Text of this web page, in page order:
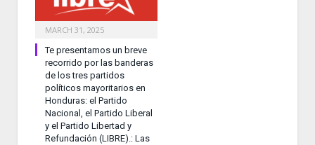
MARCH 31, 2025
Te presentamos un breve
recorrido por las banderas
de los tres partidos
políticos mayoritarios en
Honduras: el Partido
Nacional, el Partido Liberal
y el Partido Libertad y
Refundación (LIBRE).: Las